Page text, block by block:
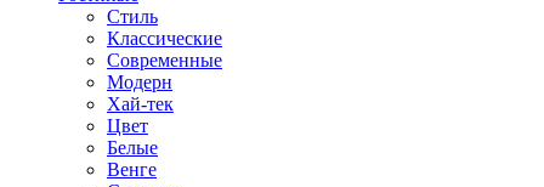
Стиль
Классические
Современные
Модерн
Хай-тек
Цвет
Белые
Венге